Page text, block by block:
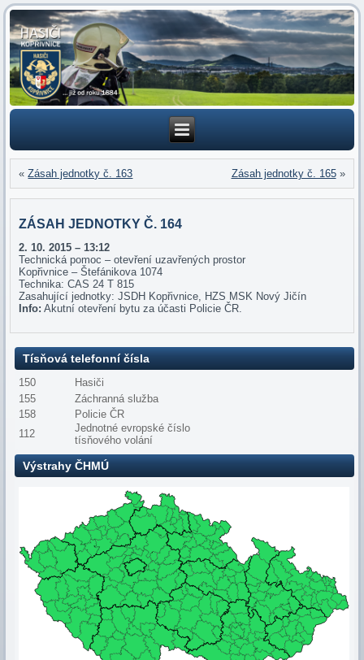
«Zásah jednotky č. 163 Zásah jednotky č. 165»
ZÁSAH JEDNOTKY Č. 164
2. 10. 2015 – 13:12
Technická pomoc – otevření uzavřených prostor
Kopřivnice – Štefánikova 1074
Technika: CAS 24 T 815
Zasahující jednotky: JSDH Kopřivnice, HZS MSK Nový Jičín
Info: Akutní otevření bytu za účasti Policie ČR.
Tísňová telefonní čísla
150
Hasiči
155
Záchranná služba
158
Policie ČR
112
Jednotné evropské číslo
tísňového volání
Výstrahy ČHMÚ